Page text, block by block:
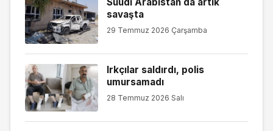
savaşta
29 Temmuz 2026 Çarşamba
Irkçılar saldırdı, polis
umursamadı
28 Temmuz 2026 Salı